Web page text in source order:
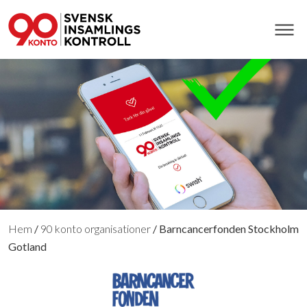
Hem / 90 konto organisationer / Barncancerfonden Stockholm
Gotland